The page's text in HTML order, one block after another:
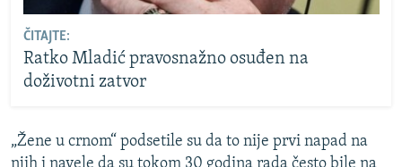
ČITAJTE:
Ratko Mladić pravosnažno osuđen na
doživotni zatvor
„Žene u crnom“ podsetile su da to nije prvi napad na
njih i navele da su tokom 30 godina rada često bile na